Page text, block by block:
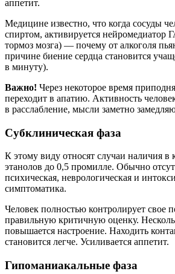
аппетит.
Медицине известно, что когда сосуды
спиртом, активируется нейромедиатор
тормоз мозга) — почему от алкоголя
причине биение сердца становится
в минуту).
Важно! Через некоторое время
переходит в апатию. Активность
в расслабление, мысли заметно
Субклиническая фаза
К этому виду относят случаи наличия в
этанолов до 0,5 промилле. Обычно
психическая, неврологическая и
симптоматика.
Человек полностью контролирует свое
правильную критичную оценку.
повышается настроение. Находить
становится легче. Усиливается аппетит.
Гипоманиакальные фаза